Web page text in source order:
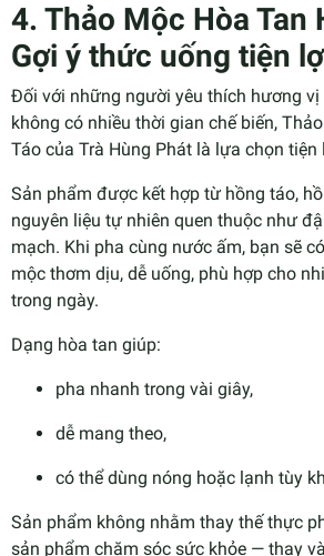
4. Thảo Mộc Hòa Tan
Gợi ý thức uống tiện
Đối với những người yêu thích hương
không có nhiều thời gian chế biến,
Táo của Trà Hùng Phát là lựa chọn tiện
Sản phẩm được kết hợp từ hồng táo,
nguyên liệu tự nhiên quen thuộc như
mạch. Khi pha cùng nước ấm, bạn sẽ
mộc thơm dịu, dễ uống, phù hợp cho
trong ngày.
Dạng hòa tan giúp:
pha nhanh trong vài giây,
dễ mang theo,
có thể dùng nóng hoặc lạnh tùy
Sản phẩm không nhằm thay thế thực
sản phẩm chăm sóc sức khỏe — thay